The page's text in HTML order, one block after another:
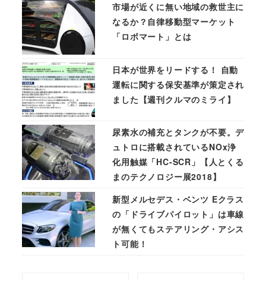
市場が近くに無い地域の救世主に
なるか？自律移動型マーケット
「ロボマート」とは
日本が世界をリードする！ 自動
運転に関する保安基準が策定され
ました【週刊クルマのミライ】
尿素水の補充とタンクが不要。デ
ュトロに搭載されているNOx浄
化用触媒「HC-SCR」【人とくる
まのテクノロジー展2018】
新型メルセデス・ベンツ Eクラス
の「ドライブパイロット」は車線
が無くてもステアリング・アシス
ト可能！